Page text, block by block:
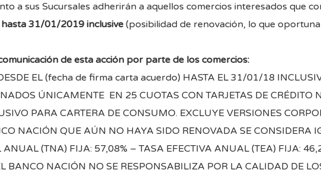
a sus Sucursales adherirán a aquellos comercios interesados que
31/01/2019 inclusive(posibilidad de renovación, lo que
de esta acción por parte de los comercios:
EL (fecha de firma carta acuerdo) HASTA EL 31/01/18
ÚNICAMENTE EN 25 CUOTAS CON TARJETAS DE CRÉDITO
PARA CARTERA DE CONSUMO. EXCLUYE VERSIONES
NACIÓN QUE AÚN NO HAYA SIDO RENOVADA SE CONSIDERA
(TNA) FIJA: 57,08% – TASA EFECTIVA ANUAL (TEA) FIJA:
BANCO NACIÓN NO SE RESPONSABILIZA POR LA CALIDAD DE